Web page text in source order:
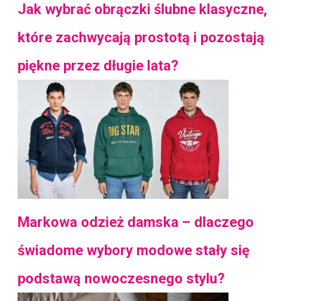
Jak wybrać obrączki ślubne klasyczne,
które zachwycają prostotą i pozostają
piękne przez długie lata?
Markowa odzież damska – dlaczego
świadome wybory modowe stały się
podstawą nowoczesnego stylu?